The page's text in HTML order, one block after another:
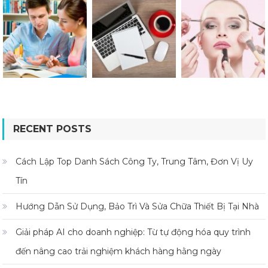
RECENT POSTS
Cách Lập Top Danh Sách Công Ty, Trung Tâm, Đơn Vị Uy
Tín
Hướng Dẫn Sử Dụng, Bảo Trì Và Sửa Chữa Thiết Bị Tại Nhà
Giải pháp AI cho doanh nghiệp: Từ tự động hóa quy trình
đến nâng cao trải nghiệm khách hàng hằng ngày